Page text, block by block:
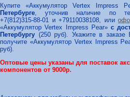
Купите «Аккумулятор Vertex Impress
Петербурге, уточнив наличие по
+7(812)315-88-01 и +79110038108, или
«Аккумулятор Vertex Impress Pear» с
Петербургу (250 руб). Укажите в
получите «Аккумулятор Vertex Impress
руб).
Оптовые цены указаны для поставок
компонентов от 9000р.